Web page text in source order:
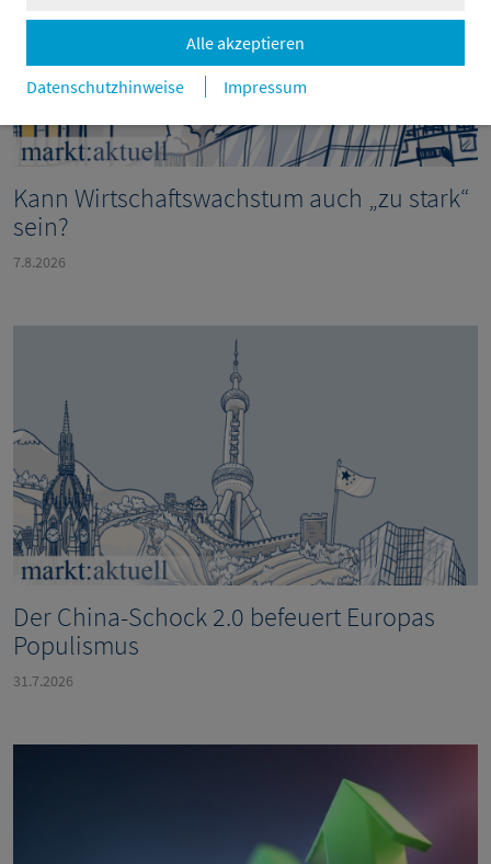
Alle akzeptieren
Datenschutzhinweise
Impressum
Kann Wirtschaftswachstum auch „zu stark“
sein?
7.8.2026
Der China-Schock 2.0 befeuert Europas
Populismus
31.7.2026